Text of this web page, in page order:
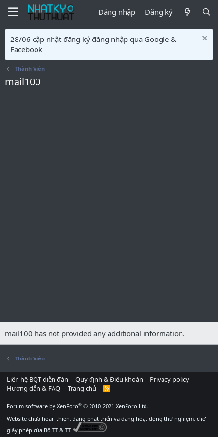
Đăng nhập Đăng ký
28/06 cập nhật đăng ký đăng nhập qua Google &
Facebook
Thành Viên
mail100
mail100 has not provided any additional information.
Thành Viên
Liên hệ BQT diễn đàn Quy định & Điều khoản
Privacy policy
Hướng dẫn & FAQ
Trang chủ
R
Forum software by XenForo® © 2010-2021 XenForo Ltd.
Website chưa hoàn thiện, đang phát triển và đang hoạt động thử nghiệm, chờ
giấy phép của Bộ TT & TT.